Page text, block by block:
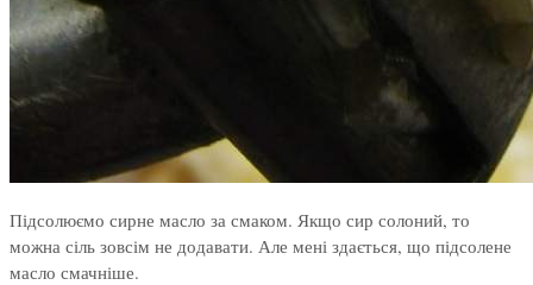
Підсолюємо сирне масло за смаком. Якщо сир солоний, то
можна сіль зовсім не додавати. Але мені здається, що підсолене
масло смачніше.